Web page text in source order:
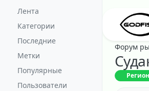
Лента
Категории
Последние
Метки
Популярные
Пользователи
Форум